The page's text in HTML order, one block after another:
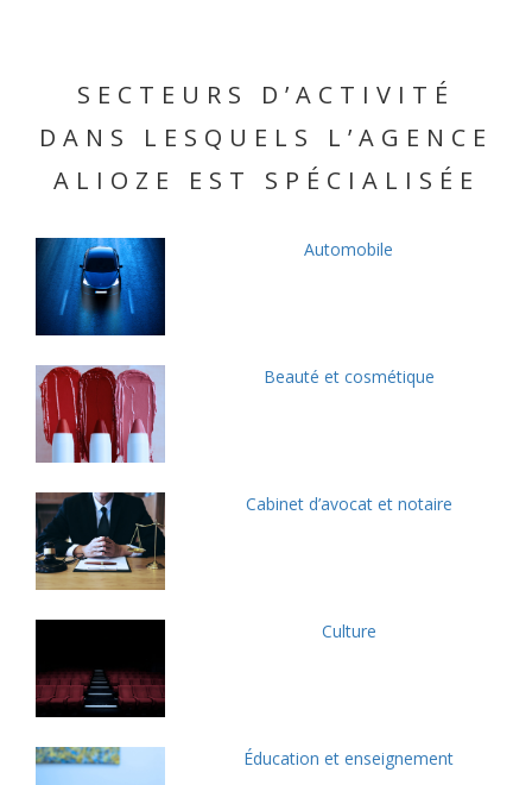
SECTEURS D’ACTIVITÉ
DANS LESQUELS L’AGENCE
ALIOZE EST SPÉCIALISÉE
Automobile
Beauté et cosmétique
Cabinet d’avocat et notaire
Culture
Éducation et enseignement